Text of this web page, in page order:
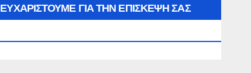
ΕΥΧΑΡΙΣΤΟΥΜΕ ΓΙΑ ΤΗΝ ΕΠΙΣΚΕΨΗ ΣΑΣ